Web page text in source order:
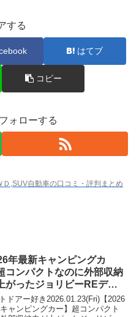
する
はてブ
コピー
ォローする
,SUV自動車の口コミ・評判まとめ
年最新キャンピングカ
コンパクトなのに外部収納
がったジョリビーREデビ
外装・内装紹介を先行公
ドアー好き2026.01.23(Fri)【2026
ャンピングカー】超コンパクト